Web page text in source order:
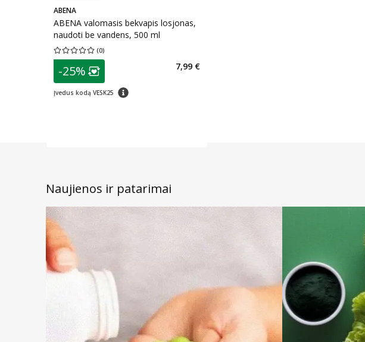
ABENA
ABENA valomasis bekvapis losjonas,
naudoti be vandens, 500 ml
(0)
Vidutinis įvertinimas 0.00
patarimas
Lojalumo klubo narių nuolaida
-25%
Įvedus kodą VESK25 patarimas
7,99 €
Naujienos ir patarimai